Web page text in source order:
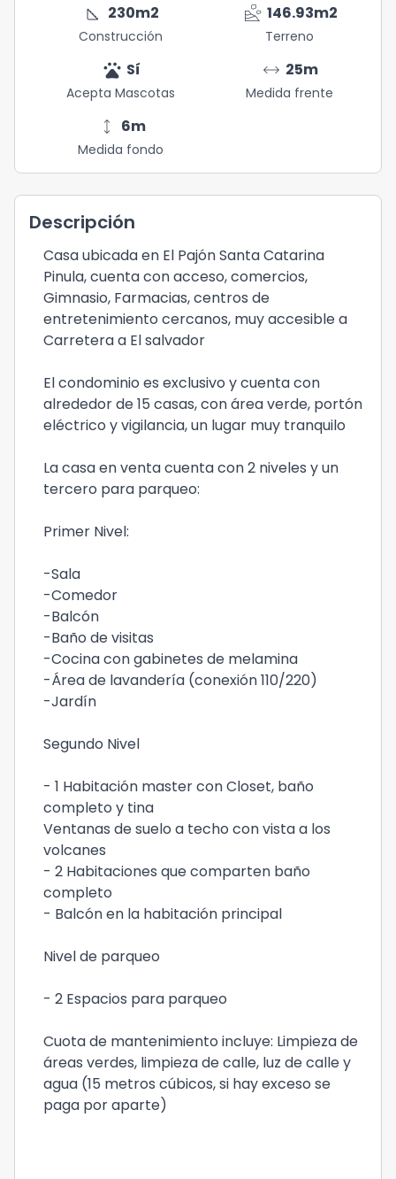
square_foot 230m2
Construcción
landslide 146.93m2
Terreno
pets Sí
Acepta Mascotas
arrow_range 25m
Medida frente
height 6m
Medida fondo
Descripción
Casa ubicada en El Pajón Santa Catarina
Pinula, cuenta con acceso, comercios,
Gimnasio, Farmacias, centros de
entretenimiento cercanos, muy accesible a
Carretera a El salvador
El condominio es exclusivo y cuenta con
alrededor de 15 casas, con área verde, portón
eléctrico y vigilancia, un lugar muy tranquilo
La casa en venta cuenta con 2 niveles y un
tercero para parqueo:
Primer Nivel:
-Sala
-Comedor
-Balcón
-Baño de visitas
-Cocina con gabinetes de melamina
-Área de lavandería (conexión 110/220)
-Jardín
Segundo Nivel
- 1 Habitación master con Closet, baño
completo y tina
Ventanas de suelo a techo con vista a los
volcanes
- 2 Habitaciones que comparten baño
completo
- Balcón en la habitación principal
Nivel de parqueo
- 2 Espacios para parqueo
Cuota de mantenimiento incluye: Limpieza de
áreas verdes, limpieza de calle, luz de calle y
agua (15 metros cúbicos, si hay exceso se
paga por aparte)